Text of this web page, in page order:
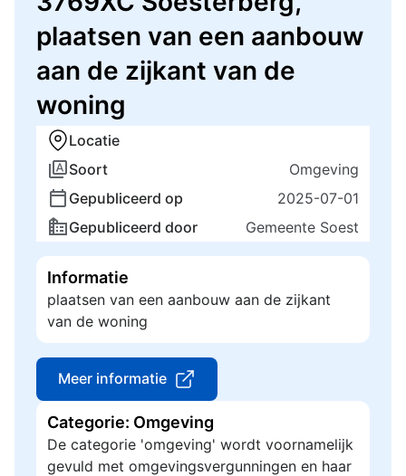
plaatsen van een aanbouw
aan de zijkant van de
woning
Locatie
Soort
Omgeving
Gepubliceerd op
2025-07-01
Gepubliceerd door
Gemeente Soest
Informatie
plaatsen van een aanbouw aan de zijkant
van de woning
Meer informatie
Categorie: Omgeving
De categorie 'omgeving' wordt voornamelijk
gevuld met omgevingsvergunningen en haar